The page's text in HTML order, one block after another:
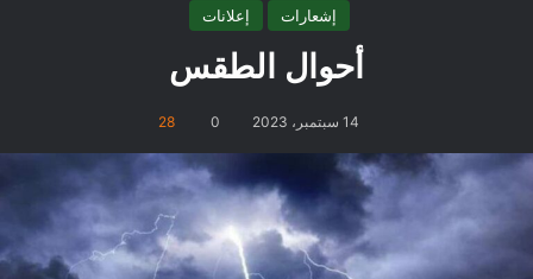
إشعارات إعلانات
أحوال الطقس
14 سبتمبر، 2023 0
28